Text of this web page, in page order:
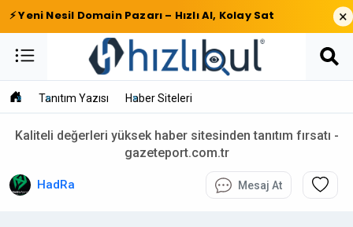
⚡ Yeni Nesil Domain Pazarı – Hızlı Al, Kolay Sat ×
Tanıtım Yazısı Haber Siteleri
Kaliteli değerleri yüksek haber sitesinden tanıtım fırsatı -
gazeteport.com.tr
HadRa Mesaj At